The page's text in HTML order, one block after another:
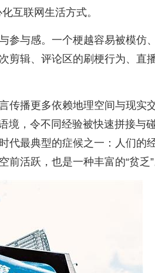
互联网生活方式。
与感。一个梗越容易被模仿、
剪辑、评论区的刷梗行为、直
传播更多依赖地理空间与现实
境，令不同经验被快速拼接与
代最典型的症候之一：人们的
活跃，也是一种丰富的“贫乏”